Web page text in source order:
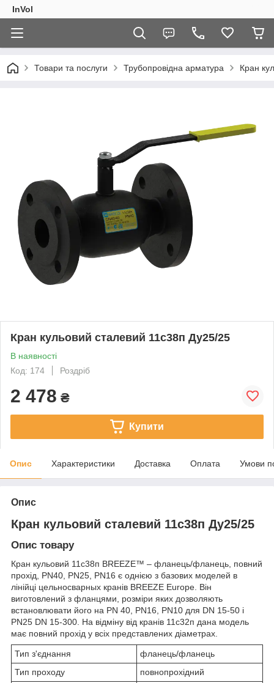
InVol
Товари та послуги Трубопровідна арматура Кран
Кран кульовий сталевий 11с38п Ду25/25
В наявності
Код: 174
Роздріб
2 478 ₴
Купити
Опис Характеристики Доставка Оплата Умови
Опис
Кран кульовий сталевий 11с38п Ду25/25
Опис товару
Кран кульовий 11с38п BREEZE™ – фланець/фланець, повний
прохід, PN40, PN25, PN16 є однією з базових моделей в
лінійці цельносварных кранів BREEZE Europe. Він
виготовлений з фланцями, розміри яких дозволяють
встановлювати його на PN 40, PN16, PN10 для DN 15-50 і
PN25 DN 15-300. На відміну від кранів 11с32п дана модель
має повний прохід у всіх представлених діаметрах.
Тип з'єднання
фланець/фланець
Тип проходу
повнопрохідний